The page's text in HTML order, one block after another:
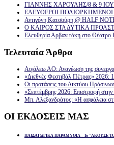
ΓΙΑΝΝΗΣ ΧΑΡΟΥΛΗΣ/8 & 9
ΕΛΕΥΘΕΡΟΙ
Αντιγόνη Κατσούρη @ HALF
Ο ΚΑΙΡΟΣ ΣΤΑ ΔΥΤΙΚΑ
Ελευθερία Αρβανιτάκη στο
Τελευταία Άρθρα
Αιγάλεω ΑΟ: Ανανέωση της
«Διεθνές Φεστιβάλ Πέτρας»
Οι προτάσεις του Δικτύου
«Σεπτέμβρης 2026: Επιστροφή
Μπ. Αλεξανδράτος: «Η ασφάλεια
ΟΙ ΕΚΔΟΣΕΙΣ ΜΑΣ
ΠΑΙΔΑΓΩΓΙΚΑ ΠΑΡΑΜΥΘΙΑ - Το "ΑΚΟΥΣΕ